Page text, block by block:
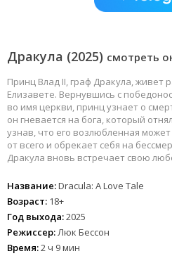
Дракула (2025) смотреть
Принц Влад II, граф Дракула, живет
Елизавете. Вернувшись с
во имя церкви, принц узнает о
он гневается на бога, который
узнав, что его возлюбленная
от всего и обрекает себя на
Дракула вновь встречает свою
Название:Dracula: A Love Tale
Возраст: 18+
Год выхода:2025
Режиссер:Люк Бессон
Время:2 ч 9 мин